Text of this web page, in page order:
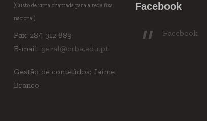
(Custo de uma chamada para a rede fixa
nacional)
Fax: 284 312 889
E-mail: geral@crba.edu.pt
Gestão de conteúdos: Jaime
Branco
Facebook
Facebook